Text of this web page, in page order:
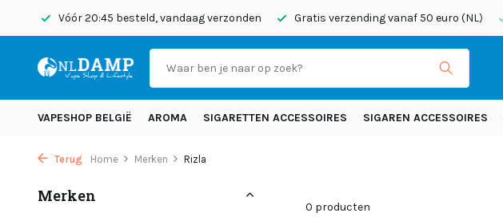
Vóór 20:45 besteld, vandaag verzonden Gratis verzending vanaf 50 euro (NL)
VAPESHOP BELGIË AROMA SIGARETTEN ACCESSOIRES SIGAREN ACCESSOIRES
Terug Home Merken Rizla
Merken
0 producten